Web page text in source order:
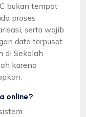
bukan tempat
proses
serta wajib
data terpusat.
di Sekolah
karena
online?